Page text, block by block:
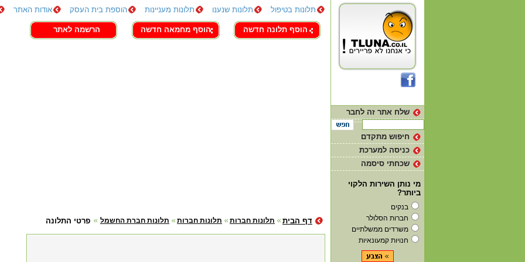
תלונות בטיפול תלונות שנענו תלונות מעניינות הוספת בית העסק אודות האתר
צור קשר
הוסף תלונה חדשה הוסף מחמאה חדשה הרשמה לאתר
פרטי התלונה תלונות חברת החשמל תלונות חברות תלונות חברות דף הבית
שלח אתר זה לחבר
חיפוש מתקדם
כניסה למערכת
שכחתי סיסמה
מי נותן השירות הלקוי
ביותר?
בנקים
חברות הסלולר
משרדים ממשלתיים
חנויות קמעונאיות